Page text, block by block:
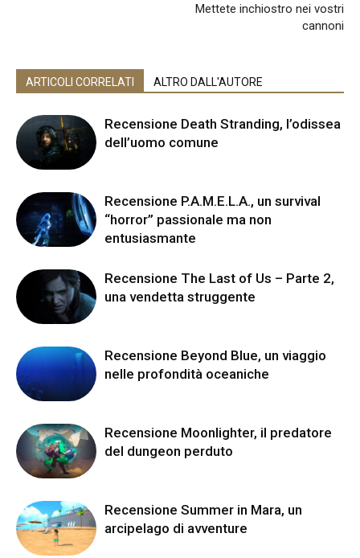
Mettete inchiostro nei vostri
cannoni
ARTICOLI CORRELATI ALTRO DALL'AUTORE
Recensione Death Stranding, l’odissea
dell’uomo comune
Recensione P.A.M.E.L.A., un survival
“horror” passionale ma non
entusiasmante
Recensione The Last of Us – Parte 2,
una vendetta struggente
Recensione Beyond Blue, un viaggio
nelle profondità oceaniche
Recensione Moonlighter, il predatore
del dungeon perduto
Recensione Summer in Mara, un
arcipelago di avventure